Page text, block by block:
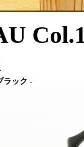
ック -